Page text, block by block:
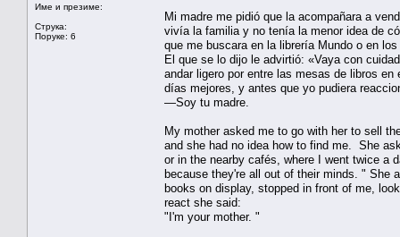
Име и презиме:
Струка:
Поруке: 6
Mi madre me pidió que la acompañara a
vivía la familia y no tenía la menor idea de
que me buscara en la librería Mundo o en
El que se lo dijo le advirtió: «Vaya con
andar ligero por entre las mesas de libros
días mejores, y antes que yo pudiera
—Soy tu madre.
My mother asked me to go with her to sell
and she had no idea how to find me. She
or in the nearby cafés, where I went twice a
because they're all out of their minds. " She
books on display, stopped in front of me,
react she said:
"I'm your mother. "